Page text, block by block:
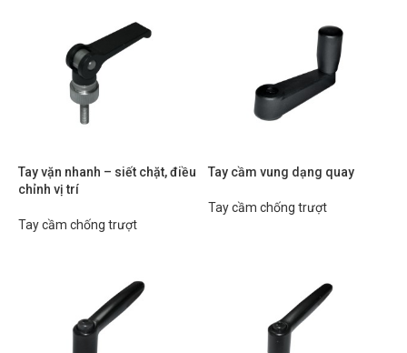
Tay vặn nhanh – siết chặt, điều
chỉnh vị trí
Tay cầm chống trượt
Tay cầm vung dạng quay
Tay cầm chống trượt